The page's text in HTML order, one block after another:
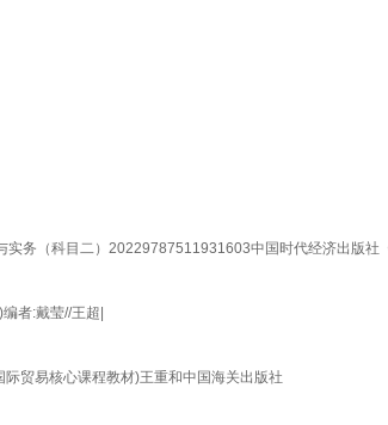
实务（科目二）20229787511931603中国时代经济出版社
者:戴莹//王超|
贸易核心课程教材)王重和中国海关出版社